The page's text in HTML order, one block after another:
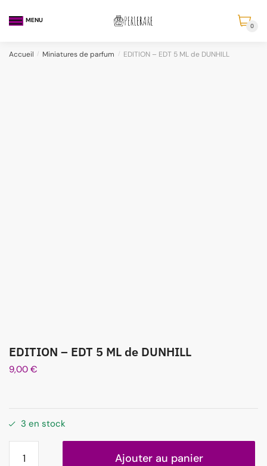
MENU
0
Accueil / Miniatures de parfum / EDITION – EDT 5 ML de DUNHILL
EDITION – EDT 5 ML de DUNHILL
9,00 €
3 en stock
Ajouter au panier